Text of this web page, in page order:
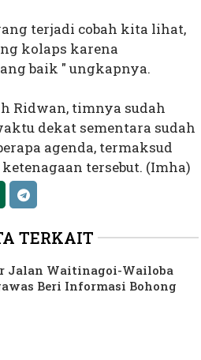
terjadi cobah kita lihat,
kolaps karena
baik " ungkapnya.
Ridwan, timnya sudah
dekat sementara sudah
agenda, termaksud
tersebut. (Imha)
TERKAIT
Jalan Waitinagoi-Wailoba
Beri Informasi Bohong